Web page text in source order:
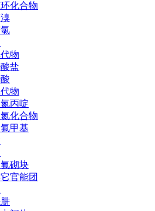
化合物
物
盐
物
丙啶
化合物
甲基
砌块
官能团